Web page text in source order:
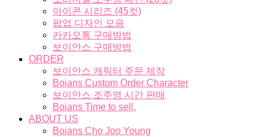
아이콘 시리즈 (45컷)
팝업 디자인 모음
카카오톡 구매방법
보이안스 구매방법
ORDER
보이안스 캐릭터 주문 제작
Boians Custom Order Character
보이안스 조주영 시간 판매
Boians Time to sell.
ABOUT US
Boians Cho Joo Young